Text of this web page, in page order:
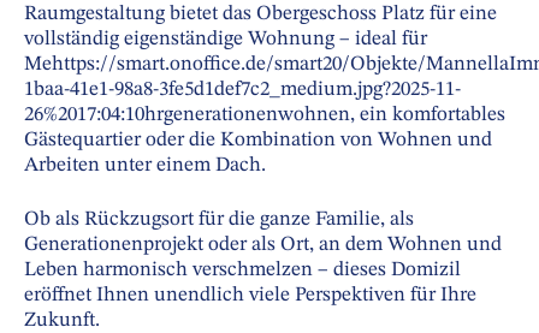
Raumgestaltung bietet das Obergeschoss Platz für eine
vollständig eigenständige Wohnung – ideal für
Mehttps://smart.onoffice.de/smart20/Objekte/
1baa-41e1-98a8-3fe5d1def7c2_medium.jpg?2025-11-
26%2017:04:10hrgenerationenwohnen, ein komfortables
Gästequartier oder die Kombination von Wohnen und
Arbeiten unter einem Dach.
Ob als Rückzugsort für die ganze Familie, als
Generationenprojekt oder als Ort, an dem Wohnen und
Leben harmonisch verschmelzen – dieses Domizil
eröffnet Ihnen unendlich viele Perspektiven für Ihre
Zukunft.